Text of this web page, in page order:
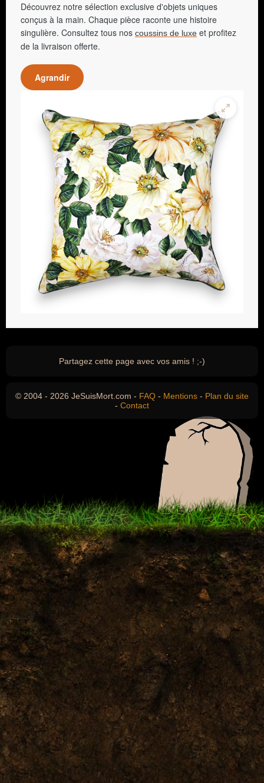
Découvrez notre sélection exclusive d'objets uniques
conçus à la main. Chaque pièce raconte une histoire
singulière. Consultez tous nos coussins de luxe et profitez
de la livraison offerte.
Agrandir
Partagez cette page avec vos amis ! ;-)
© 2004 - 2026 JeSuisMort.com - FAQ - Mentions - Plan du site
- Contact